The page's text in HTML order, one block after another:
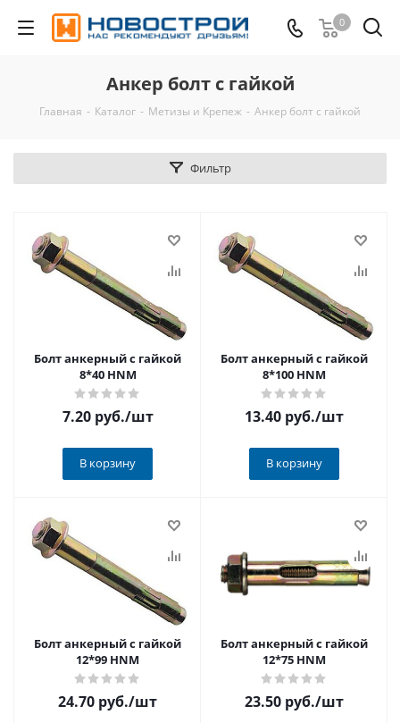
0
Анкер болт с гайкой
Главная - Каталог - Метизы и Крепеж - Анкер болт с гайкой
Фильтр
Болт анкерный с гайкой
8*40 HNM
7.20 руб./шт
В корзину
Болт анкерный с гайкой
8*100 HNM
13.40 руб./шт
В корзину
Болт анкерный с гайкой
12*99 HNM
24.70 руб./шт
Болт анкерный с гайкой
12*75 HNM
23.50 руб./шт